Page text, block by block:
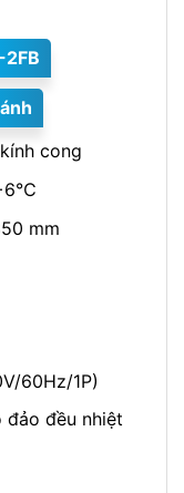
2FB
cong
mm
60Hz/1P)
đều nhiệt